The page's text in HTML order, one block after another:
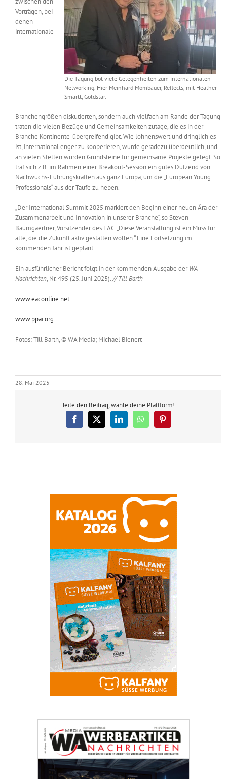
Die Tagung bot viele Gelegenheiten zum internationalen
Networking. Hier Meinhard Mombauer, Reflects, mit Heather
Smartt, Goldstar.
Vorträgen, bei
denen
internationale
Branchengrößen diskutierten, sondern auch vielfach am Rande der Tagung
traten die vielen Bezüge und Gemeinsamkeiten zutage, die es in der
Branche Kontinente-übergreifend gibt. Wie lohnenswert und dringlich es
ist, international enger zu kooperieren, wurde geradezu überdeutlich, und
an vielen Stellen wurden Grundsteine für gemeinsame Projekte gelegt. So
traf sich z.B. im Rahmen einer Breakout-Session ein gutes Dutzend von
Nachwuchs-Führungskräften aus ganz Europa, um die „European Young
Professionals“ aus der Taufe zu heben.
„Der International Summit 2025 markiert den Beginn einer neuen Ära der
Zusammenarbeit und Innovation in unserer Branche“, so Steven
Baumgaertner, Vorsitzender des EAC. „Diese Veranstaltung ist ein Muss für
alle, die die Zukunft aktiv gestalten wollen.“ Eine Fortsetzung im
kommenden Jahr ist geplant.
Ein ausführlicher Bericht folgt in der kommenden Ausgabe derWA
Nachrichten, Nr. 495 (25. Juni 2025).// Till Barth
www.eaconline.net
www.ppai.org
Fotos: Till Barth, © WA Media; Michael Bienert
28. Mai 2025
Teile den Beitrag, wähle deine Plattform!
Facebook
X LinkedInWhatsAppPinterest